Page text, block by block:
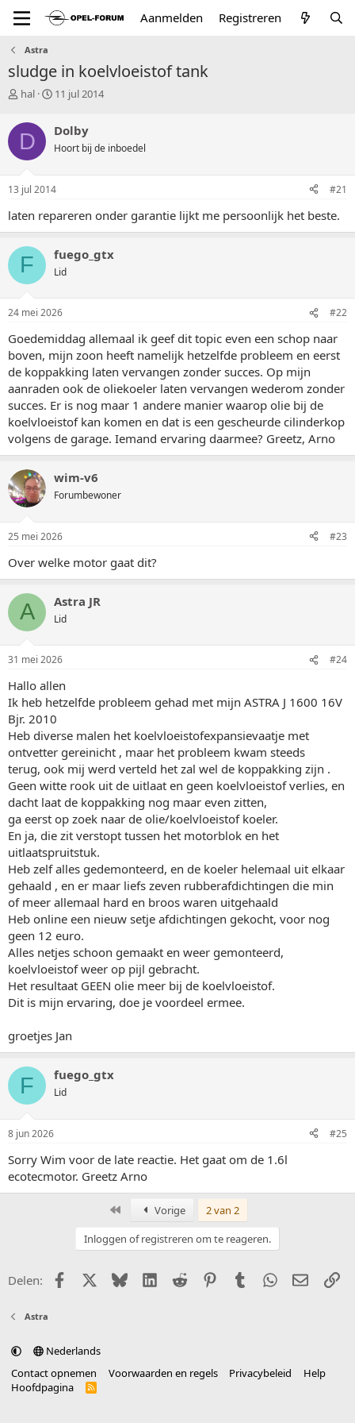
Aanmelden Registreren
Astra
sludge in koelvloeistof tank
T
p
i
c
s
a
t
e
r
hal
S
r
t
a
t
m
11 jul 2014
D Dolby
Hoort bij de inboedel
13 jul 2014 #21
laten repareren onder garantie lijkt me persoonlijk het beste.
F fuego_gtx
Lid
24 mei 2026 #22
Goedemiddag allemaal ik geef dit topic even een schop naar
boven, mijn zoon heeft namelijk hetzelfde probleem en eerst
de koppakking laten vervangen zonder succes. Op mijn
aanraden ook de oliekoeler laten vervangen wederom zonder
succes. Er is nog maar 1 andere manier waarop olie bij de
koelvloeistof kan komen en dat is een gescheurde cilinderkop
volgens de garage. Iemand ervaring daarmee? Greetz, Arno
wim-v6
Forumbewoner
25 mei 2026 #23
Over welke motor gaat dit?
A Astra JR
Lid
31 mei 2026 #24
Hallo allen
Ik heb hetzelfde probleem gehad met mijn ASTRA J 1600 16V
Bjr. 2010
Heb diverse malen het koelvloeistofexpansievaatje met
ontvetter gereinicht , maar het probleem kwam steeds
terug, ook mij werd verteld het zal wel de koppakking zijn .
Geen witte rook uit de uitlaat en geen koelvloeistof verlies, en
dacht laat de koppakking nog maar even zitten,
ga eerst op zoek naar de olie/koelvloeistof koeler.
En ja, die zit verstopt tussen het motorblok en het
uitlaatspruitstuk.
Heb zelf alles gedemonteerd, en de koeler helemaal uit elkaar
gehaald , en er maar liefs zeven rubberafdichtingen die min
of meer allemaal hard en broos waren uitgehaald
Heb online een nieuw setje afdichtingen gekocht, voor nog
geen 12 euro.
Alles netjes schoon gemaakt en weer gemonteerd,
koelvloeistof weer op pijl gebracht.
Het resultaat GEEN olie meer bij de koelvloeistof.
Dit is mijn ervaring, doe je voordeel ermee.
groetjes Jan
F fuego_gtx
Lid
8 jun 2026 #25
Sorry Wim voor de late reactie. Het gaat om de 1.6l
ecotecmotor. Greetz Arno
Eerste Vorige
2 van 2
Inloggen of registreren om te reageren.
Delen: FacebookX (Twitter)
BlueskyLinkedIn
Reddit PinterestTumblr WhatsApp
E-mail
Astra
Nederlands
Contact opnemen
Voorwaarden en regels Privacybeleid
Help
Hoofdpagina
R